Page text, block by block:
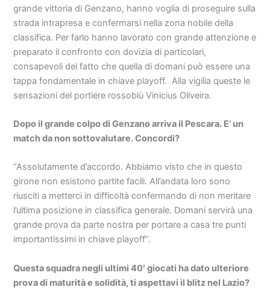
grande vittoria di Genzano, hanno voglia di proseguire sulla
strada intrapresa e confermarsi nella zona nobile della
classifica. Per farlo hanno lavorato con grande attenzione e
preparato il confronto con dovizia di particolari,
consapevoli del fatto che quella di domani può essere una
tappa fondamentale in chiave playoff. Alla vigilia queste le
sensazioni del portiere rossoblù Vinicius Oliveira.
Dopo il grande colpo di Genzano arriva il Pescara. E’ un
match da non sottovalutare. Concordi?
“Assolutamente d’accordo. Abbiamo visto che in questo
girone non esistono partite facili. All’andata loro sono
riusciti a metterci in difficoltà confermando di non meritare
l’ultima posizione in classifica generale. Domani servirà una
grande prova da parte nostra per portare a casa tre punti
importantissimi in chiave playoff”.
Questa squadra negli ultimi 40′ giocati ha dato ulteriore
prova di maturità e solidità, ti aspettavi il blitz nel Lazio?